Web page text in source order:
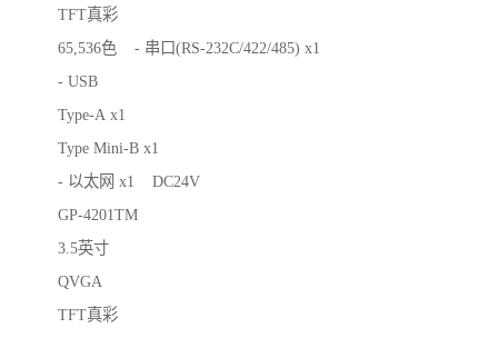
TFT真彩
65,536色 - 串口(RS-232C/422/485) x1
- USB
Type-A x1
Type Mini-B x1
- 以太网 x1 DC24V
GP-4201TM
3.5英寸
QVGA
TFT真彩